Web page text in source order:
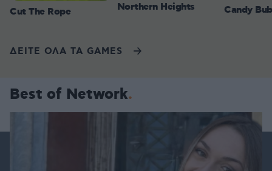
Cut The Rope Northern Heights Candy
ΔΕΙΤΕ ΟΛΑ ΤΑ GAMES
Best of Network